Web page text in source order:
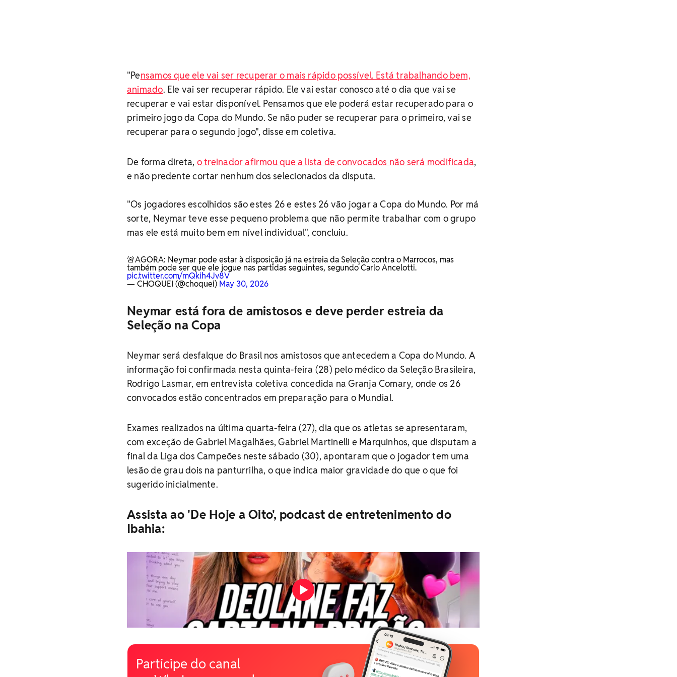
"Pensamos que ele vai ser recuperar o mais rápido possível. Está trabalhando bem,
animado. Ele vai ser recuperar rápido. Ele vai estar conosco até o dia que vai se
recuperar e vai estar disponível. Pensamos que ele poderá estar recuperado para o
primeiro jogo da Copa do Mundo. Se não puder se recuperar para o primeiro, vai se
recuperar para o segundo jogo", disse em coletiva.
De forma direta, o treinador afirmou que a lista de convocados não será modificada,
e não predente cortar nenhum dos selecionados da disputa.
"Os jogadores escolhidos são estes 26 e estes 26 vão jogar a Copa do Mundo. Por má
sorte, Neymar teve esse pequeno problema que não permite trabalhar com o grupo
mas ele está muito bem em nível individual", concluiu.
🚨AGORA: Neymar pode estar à disposição já na estreia da Seleção contra o Marrocos, mas
também pode ser que ele jogue nas partidas seguintes, segundo Carlo Ancelotti.
pic.twitter.com/mQkih4Jv8V
— CHOQUEI (@choquei) May 30, 2026
Neymar está fora de amistosos e deve perder estreia da
Seleção na Copa
Neymar será desfalque do Brasil nos amistosos que antecedem a Copa do Mundo. A
informação foi confirmada nesta quinta-feira (28) pelo médico da Seleção Brasileira,
Rodrigo Lasmar, em entrevista coletiva concedida na Granja Comary, onde os 26
convocados estão concentrados em preparação para o Mundial.
Exames realizados na última quarta-feira (27), dia que os atletas se apresentaram,
com exceção de Gabriel Magalhães, Gabriel Martinelli e Marquinhos, que disputam a
final da Liga dos Campeões neste sábado (30), apontaram que o jogador tem uma
lesão de grau dois na panturrilha, o que indica maior gravidade do que o que foi
sugerido inicialmente.
Assista ao 'De Hoje a Oito', podcast de entretenimento do
Ibahia:
Participe do canal